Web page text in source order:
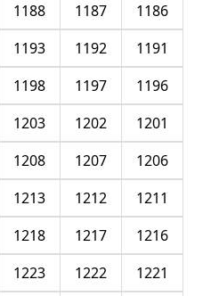
1186
1187
1188
1191
1192
1193
1196
1197
1198
1201
1202
1203
1206
1207
1208
1211
1212
1213
1216
1217
1218
1221
1222
1223